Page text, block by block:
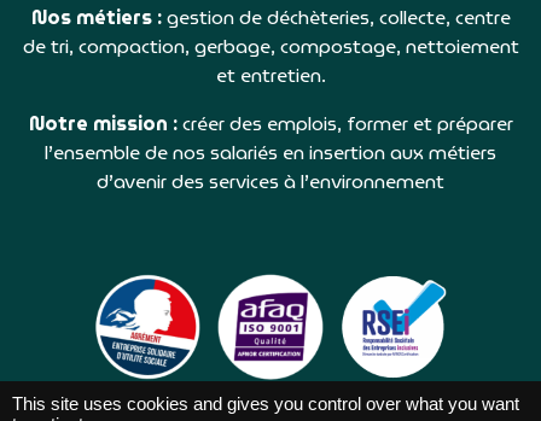
Nos métiers :gestion de déchèteries, collecte, centre
de tri, compaction, gerbage, compostage, nettoiement
et entretien.
Notre mission :créer des emplois, former et préparer
l’ensemble de nos salariés en insertion aux métiers
d’avenir des services à l’environnement
This site uses cookies and gives you control over what you want